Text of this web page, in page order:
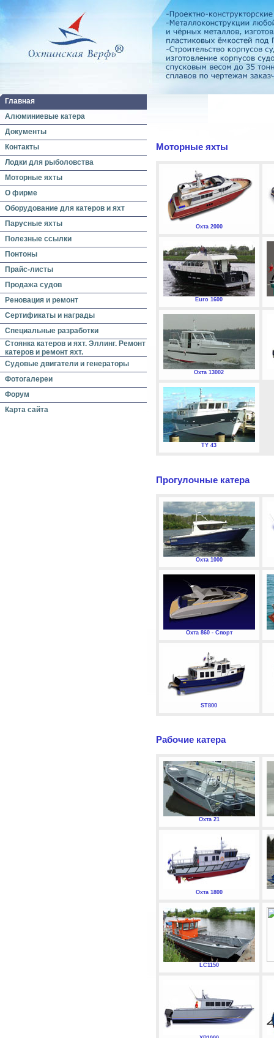
Главная
Алюминиевые катера
Документы
Контакты
Лодки для рыболовства
Моторные яхты
О фирме
Оборудование для катеров и яхт
Парусные яхты
Полезные ссылки
Понтоны
Прайс-листы
Продажа судов
Реновация и ремонт
Сертификаты и награды
Специальные разработки
Стоянка катеров и яхт. Эллинг. Ремонт
катеров и ремонт яхт.
Судовые двигатели и генераторы
Фотогалереи
Форум
Карта сайта
Моторные яхты
Охта 2000
Euro 1600
Охта 13002
TY 43
Прогулочные катера
Охта 1000
Охта 860 - Спорт
ST800
Рабочие катера
Охта 21
Охта 1800
LC1150